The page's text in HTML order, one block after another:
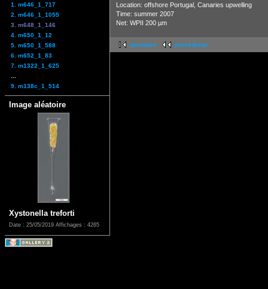
1. m646_1_717
2. m646_1_1055
3. m648_1_146
4. m650_1_12
5. m650_1_588
6. m652_1_83
7. m1322_1_625
9. m138c_1_514
Image aléatoire
Xystonella treforti
Date : 25/05/2019 Affichages : 4265
Location: offshore Portugal, Canaries upwelling
Time: summer 2007
Net: WPII 200 µm
première précédente